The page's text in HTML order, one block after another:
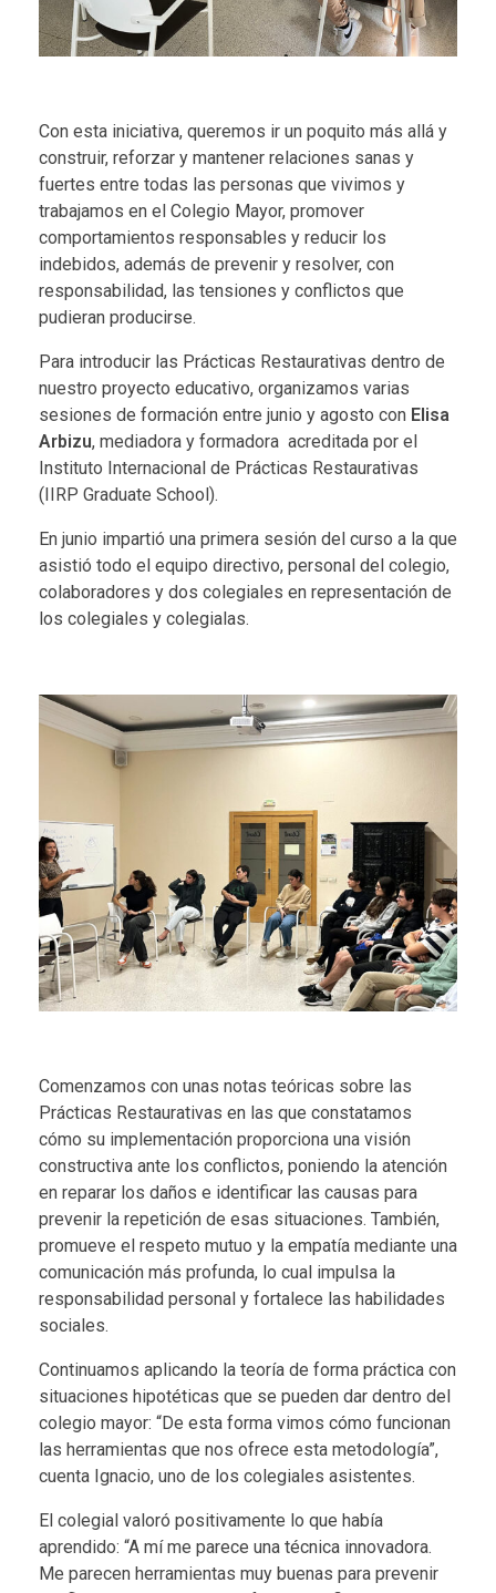
Con esta iniciativa, queremos ir un poquito más allá y
construir, reforzar y mantener relaciones sanas y
fuertes entre todas las personas que vivimos y
trabajamos en el Colegio Mayor, promover
comportamientos responsables y reducir los
indebidos, además de prevenir y resolver, con
responsabilidad, las tensiones y conflictos que
pudieran producirse.
Para introducir las Prácticas Restaurativas dentro de
nuestro proyecto educativo, organizamos varias
sesiones de formación entre junio y agosto con Elisa
Arbizu, mediadora y formadora acreditada por el
Instituto Internacional de Prácticas Restaurativas
(IIRP Graduate School).
En junio impartió una primera sesión del curso a la que
asistió todo el equipo directivo, personal del colegio,
colaboradores y dos colegiales en representación de
los colegiales y colegialas.
Comenzamos con unas notas teóricas sobre las
Prácticas Restaurativas en las que constatamos
cómo su implementación proporciona una visión
constructiva ante los conflictos, poniendo la atención
en reparar los daños e identificar las causas para
prevenir la repetición de esas situaciones. También,
promueve el respeto mutuo y la empatía mediante una
comunicación más profunda, lo cual impulsa la
responsabilidad personal y fortalece las habilidades
sociales.
Continuamos aplicando la teoría de forma práctica con
situaciones hipotéticas que se pueden dar dentro del
colegio mayor: “De esta forma vimos cómo funcionan
las herramientas que nos ofrece esta metodología”,
cuenta Ignacio, uno de los colegiales asistentes.
El colegial valoró positivamente lo que había
aprendido: “A mí me parece una técnica innovadora.
Me parecen herramientas muy buenas para prevenir